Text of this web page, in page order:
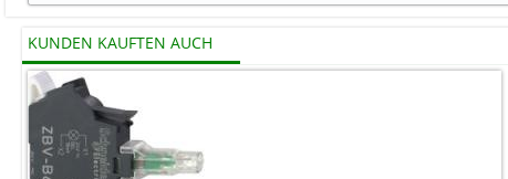
KUNDEN KAUFTEN AUCH